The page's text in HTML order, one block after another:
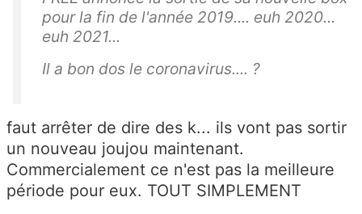
pour la fin de l'année 2019.... euh 2020...
euh 2021...
Il a bon dos le coronavirus.... ?
faut arrêter de dire des k... ils vont pas sortir
un nouveau joujou maintenant.
Commercialement ce n'est pas la meilleure
période pour eux. TOUT SIMPLEMENT